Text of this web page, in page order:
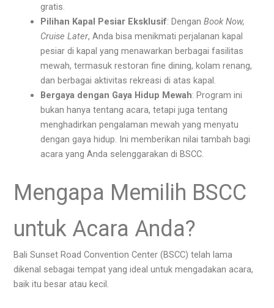
gratis.
Pilihan Kapal Pesiar Eksklusif: DenganBook Now,
Cruise Later, Anda bisa menikmati perjalanan kapal
pesiar di kapal yang menawarkan berbagai fasilitas
mewah, termasuk restoran fine dining, kolam renang,
dan berbagai aktivitas rekreasi di atas kapal.
Bergaya dengan Gaya Hidup Mewah: Program ini
bukan hanya tentang acara, tetapi juga tentang
menghadirkan pengalaman mewah yang menyatu
dengan gaya hidup. Ini memberikan nilai tambah bagi
acara yang Anda selenggarakan di BSCC.
Mengapa Memilih BSCC
untuk Acara Anda?
Bali Sunset Road Convention Center (BSCC) telah lama
dikenal sebagai tempat yang ideal untuk mengadakan acara,
baik itu besar atau kecil.